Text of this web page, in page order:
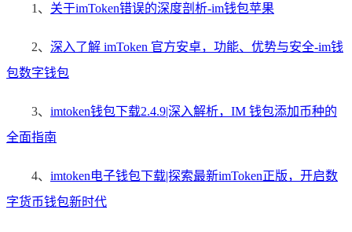
1、 关于imToken错误的深度剖析-im钱包苹果
2、 深入了解 imToken 官方安卓，功能、优势与安全-im钱
包数字钱包
3、 imtoken钱包下载2.4.9|深入解析，IM 钱包添加币种的
全面指南
4、 imtoken电子钱包下载|探索最新imToken正版，开启数
字货币钱包新时代